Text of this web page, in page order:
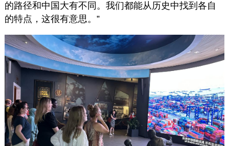
的路径和中国大有不同。我们都能从历史中找到各自
的特点，这很有意思。”